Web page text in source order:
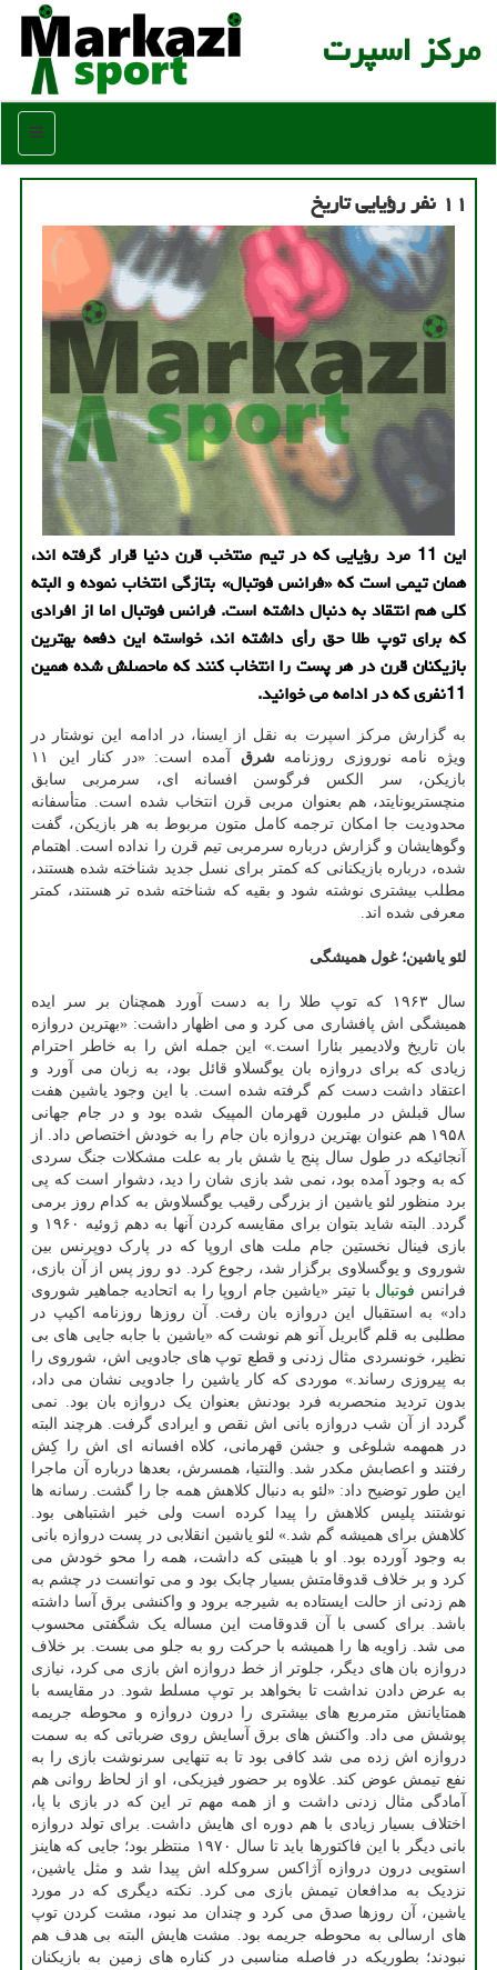
مركز اسپرت
منو
۱۱ نفر رؤیایی تاریخ
این 11 مرد رؤیایی که در تیم منتخب قرن دنیا قرار گرفته اند،
همان تیمی است که «فرانس فوتبال» بتازگی انتخاب نموده و البته
کلی هم انتقاد به دنبال داشته است. فرانس فوتبال اما از افرادی
که برای توپ طلا حق رأی داشته اند، خواسته این دفعه بهترین
بازیکنان قرن در هر پست را انتخاب کنند که ماحصلش شده همین
11نفری که در ادامه می خوانید.
به گزارش مرکز اسپرت به نقل از ایسنا، در ادامه این نوشتار در
ویژه نامه نوروزی روزنامهشرق
آمده است: «در کنار این ۱۱
بازیکن، سر الکس فرگوسن افسانه ای، سرمربی سابق
منچستریونایتد، هم بعنوان مربی قرن انتخاب شده است. متأسفانه
محدودیت جا امکان ترجمه کامل متون مربوط به هر بازیکن، گفت
وگوهایشان و گزارش درباره سرمربی تیم قرن را نداده است. اهتمام
شده، درباره بازیکنانی که کمتر برای نسل جدید شناخته شده هستند،
مطلب بیشتری نوشته شود و بقیه که شناخته شده تر هستند، کمتر
معرفی شده اند.
لئو یاشین؛ غول همیشگی
سال ۱۹۶۳ که توپ طلا را به دست آورد همچنان بر سر ایده
همیشگی اش پافشاری می کرد و می اظهار داشت: «بهترین دروازه
بان تاریخ ولادیمیر بئارا است.» این جمله اش را به خاطر احترام
زیادی که برای دروازه بان یوگسلاو قائل بود، به زبان می آورد و
اعتقاد داشت دست کم گرفته شده است. با این وجود یاشین هفت
سال قبلش در ملبورن قهرمان المپیک شده بود و در جام جهانی
۱۹۵۸ هم عنوان بهترین دروازه بان جام را به خودش اختصاص داد. از
آنجائیکه در طول سال پنج یا شش بار به علت مشکلات جنگ سردی
که به وجود آمده بود، نمی شد بازی شان را دید، دشوار است که پی
برد منظور لئو یاشین از بزرگی رقیب یوگسلاوش به کدام روز برمی
گردد. البته شاید بتوان برای مقایسه کردن آنها به دهم ژوئیه ۱۹۶۰ و
بازی فینال نخستین جام ملت های اروپا که در پارک دوپرنس بین
شوروی و یوگسلاوی برگزار شد، رجوع کرد. دو روز پس از آن بازی،
فرانس فوتبال با تیتر «یاشین جام اروپا را به اتحادیه جماهیر شوروی
داد» به استقبال این دروازه بان رفت. آن روزها روزنامه اکیپ در
مطلبی به قلم گابریل آنو هم نوشت که «یاشین با جابه جایی های بی
نظیر، خونسردی مثال زدنی و قطع توپ های جادویی اش، شوروی را
به پیروزی رساند.» موردی که کار یاشین را جادویی نشان می داد،
بدون تردید منحصربه فرد بودنش بعنوان یک دروازه بان بود. نمی
گردد از آن شب دروازه بانی اش نقص و ایرادی گرفت. هرچند البته
در همهمه شلوغی و جشن قهرمانی، کلاه افسانه ای اش را کِش
رفتند و اعصابش مکدر شد. والنتیا، همسرش، بعدها درباره آن ماجرا
این طور توضیح داد: «لئو به دنبال کلاهش همه جا را گشت. رسانه ها
نوشتند پلیس کلاهش را پیدا کرده است ولی خبر اشتباهی بود.
کلاهش برای همیشه گم شد.» لئو یاشین انقلابی در پست دروازه بانی
به وجود آورده بود. او با هیبتی که داشت، همه را محو خودش می
کرد و بر خلاف قدوقامتش بسیار چابک بود و می توانست در چشم به
هم زدنی از حالت ایستاده به شیرجه برود و واکنشی برق آسا داشته
باشد. برای کسی با آن قدوقامت این مساله یک شگفتی محسوب
می شد. زاویه ها را همیشه با حرکت رو به جلو می بست. بر خلاف
دروازه بان های دیگر، جلوتر از خط دروازه اش بازی می کرد، نیازی
به عرض دادن نداشت تا بخواهد بر توپ مسلط شود. در مقایسه با
همتایانش مترمربع های بیشتری را درون دروازه و محوطه جریمه
پوشش می داد. واکنش های برق آسایش روی ضرباتی که به سمت
دروازه اش زده می شد کافی بود تا به تنهایی سرنوشت بازی را به
نفع تیمش عوض کند. علاوه بر حضور فیزیکی، او از لحاظ روانی هم
آمادگی مثال زدنی داشت و از همه مهم تر این که در بازی با پا،
اختلاف بسیار زیادی با هم دوره ای هایش داشت. برای تولد دروازه
بانی دیگر با این فاکتورها باید تا سال ۱۹۷۰ منتظر بود؛ جایی که هاینز
استویی درون دروازه آژاکس سروکله اش پیدا شد و مثل یاشین،
نزدیک به مدافعان تیمش بازی می کرد. نکته دیگری که در مورد
یاشین، آن روزها صدق می کرد و چندان مد نبود، مشت کردن توپ
های ارسالی به محوطه جریمه بود. مشت هایش البته بی هدف هم
نبودند؛ بطوریکه در فاصله مناسبی در کناره های زمین به بازیکنان